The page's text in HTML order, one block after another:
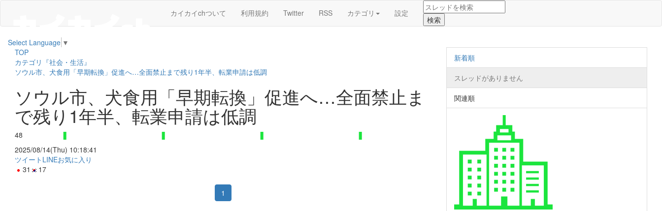
カイカイchついて 利用規約 Twitter RSS カテゴリ 設定
Select Language ▼
TOP
カテゴリ『社会・生活』
ソウル市、犬食用「早期転換」促進へ…全面禁止まで残り1年半、転業申請は低調
ソウル市、犬食用「早期転換」促進へ…全面禁止ま
で残り1年半、転業申請は低調
48
2025/08/14(Thu) 10:18:41
ツイート LINEお気に入り
31
17
1
新着順
スレッドがありません
関連順